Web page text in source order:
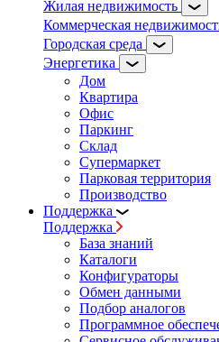
Жилая недвижимость
Коммерческая
Городская среда
Энергетика
Дом
Квартира
Офис
Паркинг
Склад
Супермаркет
Парковая территория
Производство
Поддержка
Поддержка
База знаний
Каталоги
Конфигураторы
Обмен данными
Подбор аналогов
Программное